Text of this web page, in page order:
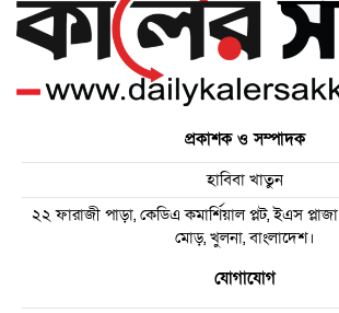
প্রকাশক ও সম্পাদক
হাবিবা খাতুন
২২ ফারাজী পাড়া, কেডিএ কমার্শিয়াল প্লট, ইএস
মোড়, খুলনা, বাংলাদেশ।
যোগাযোগ